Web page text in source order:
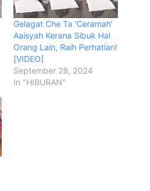
Gelagat Che Ta ‘Ceramah’
Aaisyah Kerana Sibuk Hal
Orang Lain, Raih Perhatian!
[VIDEO]
September 28, 2024
In "HIBURAN"